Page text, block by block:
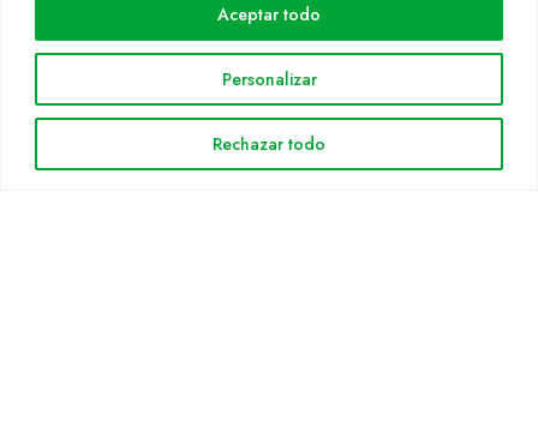
Personalizar
Rechazar todo
Aceptar todo
Árees de treball
Solicitud Catàleg